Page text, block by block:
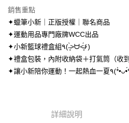
AFTEE先享後付
相關說明
AFTEE先享後付是「在收到商品之後才付款
便利好安心！
１．簡單：不需註冊會員、不需綁卡、不需
２．便利：只要手機號碼，簡訊認證，即可
３．安心：先確認商品／服務後，再付款。
２．訂單成立數日內，您將收到繳費通知簡訊
ATM付款
運送方式
全家取貨付款
每筆NT$70，滿NT$699(含以上)免運費
銷售重點
✦蠟筆小新｜正版授權｜聯名商品
✦運動用品專門廠牌WCC出品
✦小新籃球禮盒組٩( ˃̶͈̀ᗨ˂̶͈́۶)
✦禮盒包裝，內附收納袋＋打氣筒（收
詳細說明